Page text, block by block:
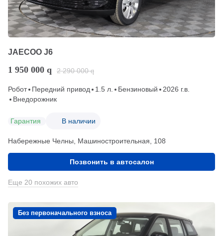
JAECOO J6
1 950 000 q 2 290 000 q
Робот Передний привод 1.5 л. Бензиновый
2026 г.в.
Внедорожник
Гарантия В наличии
Набережные Челны, Машиностроительная, 108
Позвонить в автосалон
Еще 20 похожих авто
Без первоначального взноса